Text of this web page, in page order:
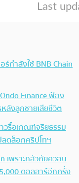
กำลังใช้ BNB Chain
Finance ฟ้อง
ลังลูกชายเสียชีวิต
วรื้อเกณฑ์จริยธรรม
ดล็อกคริปโทฯ
เพราะกลัวภัยควอน
ดอลลาร์อีกครั้ง